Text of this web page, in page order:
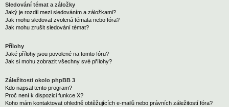
Sledování témat a záložky
Jaký je rozdíl mezi sledováním a záložkami?
Jak mohu sledovat zvolená témata nebo fóra?
Jak mohu zrušit sledování témat?
Přílohy
Jaké přílohy jsou povolené na tomto fóru?
Jak si mohu zobrazit všechny své přílohy?
Záležitosti okolo phpBB 3
Kdo napsal tento program?
Proč není k dispozici funkce X?
Koho mám kontaktovat ohledně obtěžujících e-mailů nebo právních záležitostí fóra?